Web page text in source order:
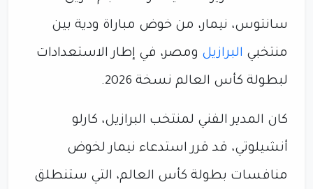
سانتوس، نيمار، من خوض مباراة ودية بين
منتخبي البرازيل ومصر، في إطار الاستعدادات
لبطولة كأس العالم نسخة 2026.
كان المدير الفني لمنتخب البرازيل، كارلو
أنشيلوتي، قد قرر استدعاء نيمار لخوض
منافسات بطولة كأس العالم، التي ستنطلق